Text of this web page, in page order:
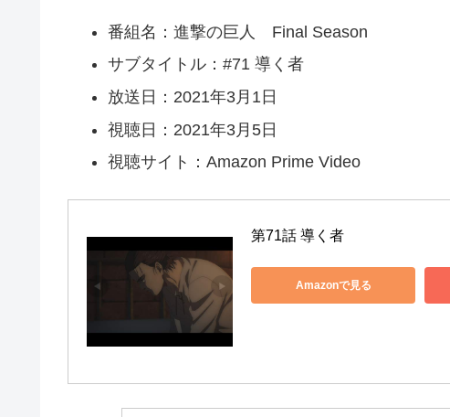
番組名：進撃の巨人 Final Season
サブタイトル：#71 導く者
放送日：2021年3月1日
視聴日：2021年3月5日
視聴サイト：Amazon Prime Video
第71話 導く者
Amazonで見る